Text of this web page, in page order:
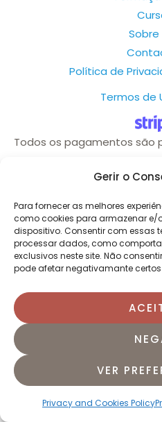
Gerir o
Para fornecer as melhores
como cookies para armazenar
dispositivo. Consentir com essas
processar dados, como
exclusivos neste site. Não
pode afetar negativamante certos
VER
Privacy and Cookies Policy
Sobre
Política de
Termos de
Todos os pagamentos são
seguro e usado por
English(Inglês)